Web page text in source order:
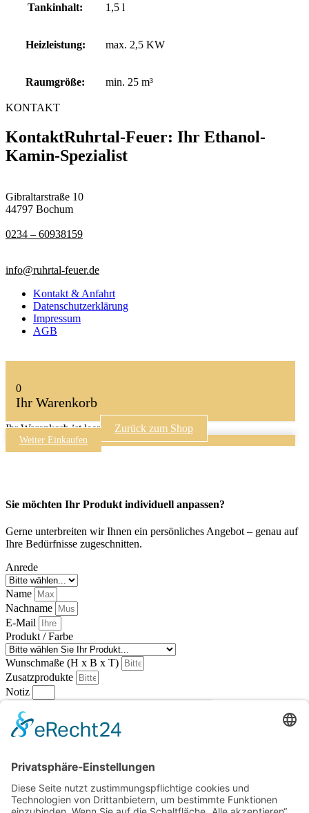
Tankinhalt: 1,5 l
Heizleistung: max. 2,5 KW
Raumgröße: min. 25 m³
KONTAKT
KontaktRuhrtal-Feuer: Ihr Ethanol-
Kamin-Spezialist
Gibraltarstraße 10
44797 Bochum
0234 – 60938159
info@ruhrtal-feuer.de
Kontakt & Anfahrt
Datenschutzerklärung
Impressum
AGB
0
Ihr Warenkorb
Ihr Warenkorb ist leer Zurück zum Shop
Weiter Einkaufen
Sie möchten Ihr Produkt individuell anpassen?
Gerne unterbreiten wir Ihnen ein persönliches Angebot – genau auf
Ihre Bedürfnisse zugeschnitten.
Anrede
Name
Nachname
E-Mail
Produkt / Farbe
Wunschmaße (H x B x T)
Zusatzprodukte
Notiz
Wir beraten Sie gerne umfassend!